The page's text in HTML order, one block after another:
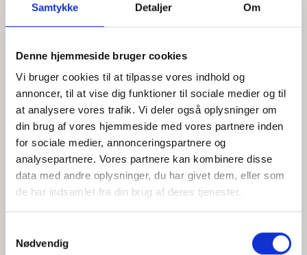
Samtykke Detaljer Om
Denne hjemmeside bruger cookies
Vi bruger cookies til at tilpasse vores indhold og
annoncer, til at vise dig funktioner til sociale medier og til
at analysere vores trafik. Vi deler også oplysninger om
din brug af vores hjemmeside med vores partnere inden
for sociale medier, annonceringspartnere og
analysepartnere. Vores partnere kan kombinere disse
data med andre oplysninger, du har givet dem, eller som
de har indsamlet fra din brug af deres tjenester.
Nødvendig
Efternavn
Jeg accepterer behandlingen af mine personoplysninger i
henhold tilprivatlivspolitikken